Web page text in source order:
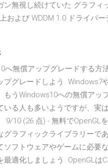
ン無視し続けていた グラフィ
および WDDM 1.0 ドライバ
へ無償アップグレードする方
プグレードしよう. Windows7
もうWindows10への無償アッ
いる人も多いようですが、実
9/10 (26 点) - 無料でOpenGL
グラフィックライブラリーで
ソフトウェアやゲームに必要
最適化しましょう. OpenGLは